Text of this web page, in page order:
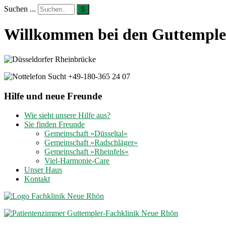
Suchen ... S
Willkommen bei den
Hilfe und neue Freunde
Wie sieht unsere Hilfe aus?
Sie finden Freunde
Gemeinschaft »Düsseltal«
Gemeinschaft »Radschläger«
Gemeinschaft »Rheinfels«
Viel-Harmonie-Care
Unser Haus
Kontakt